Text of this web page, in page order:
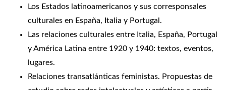
Los Estados latinoamericanos y sus corresponsales
culturales en España, Italia y Portugal.
Las relaciones culturales entre Italia, España, Portugal
y América Latina entre 1920 y 1940: textos, eventos,
lugares.
Relaciones transatlánticas feministas. Propuestas de